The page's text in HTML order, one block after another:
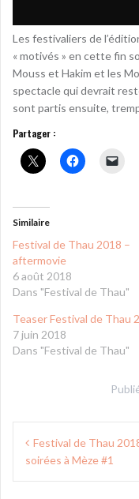
Les festivaliers de
« motivés » en cette fin
Mouss et Hakim et les
spectacle qui devrait
sont partis ensuite,
Partager :
Similaire
Festival de Thau 2018 –
aftermovie
6 août 2018
Dans "Festival de Thau"
Teaser Festival de Thau
7 juin 2018
Dans "Festival de Thau"
Navigation
de Festival de Thau
soirées à Mèze #1